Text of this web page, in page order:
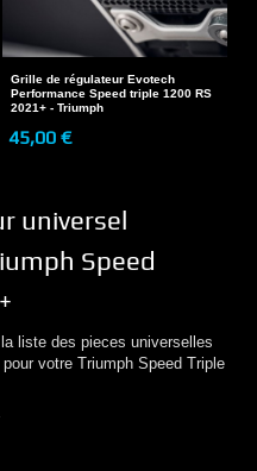
Grille de régulateur Evotech
Performance Speed triple 1200 RS
2021+ - Triumph
45,00 €
universel
Speed
liste des pieces universelles
votre Triumph Speed Triple